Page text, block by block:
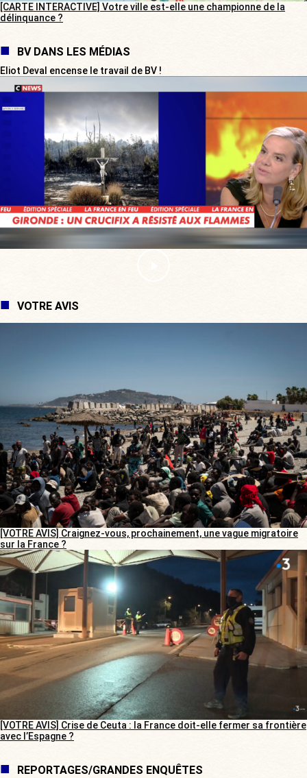
[CARTE INTERACTIVE] Votre ville est-elle une championne de la
délinquance ?
BV DANS LES MÉDIAS
Eliot Deval encense le travail de BV !
VOTRE AVIS
[VOTRE AVIS] Craignez-vous, prochainement, une vague migratoire
sur la France ?
[VOTRE AVIS] Crise de Ceuta : la France doit-elle fermer sa frontière
avec l’Espagne ?
REPORTAGES/GRANDES ENQUÊTES